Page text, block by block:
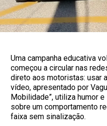
Uma campanha educativa
começou a circular nas
direto aos motoristas: usar
vídeo, apresentado por
Mobilidade”, utiliza humor
sobre um comportamento
faixa sem sinalização.